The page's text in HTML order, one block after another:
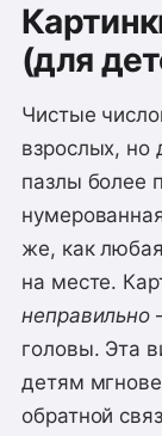
(для
Чистые
взрослых, но
пазлы более
же, как
на месте.
неправильно
головы. Эта
детям
обратной